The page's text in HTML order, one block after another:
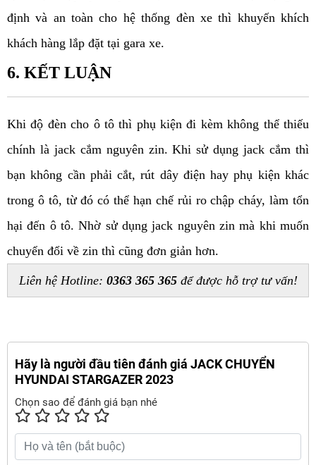
định và an toàn cho hệ thống đèn xe thì khuyến khích
khách hàng lắp đặt tại gara xe.
6. KẾT LUẬN
Khi độ đèn cho ô tô thì phụ kiện đi kèm không thể thiếu
chính là jack cắm nguyên zin. Khi sử dụng jack cắm thì
bạn không cần phải cắt, rút dây điện hay phụ kiện khác
trong ô tô, từ đó có thể hạn chế rủi ro chập cháy, làm tổn
hại đến ô tô. Nhờ sử dụng jack nguyên zin mà khi muốn
chuyển đổi về zin thì cũng đơn giản hơn.
Liên hệ Hotline: 0363 365 365 để được hỗ trợ tư vấn!
Hãy là người đầu tiên đánh giá JACK CHUYỂN
HYUNDAI STARGAZER 2023
Chọn sao để đánh giá bạn nhé